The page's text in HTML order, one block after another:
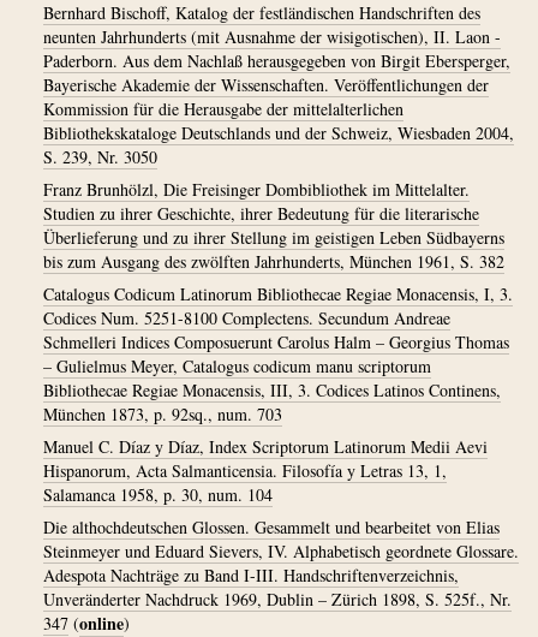
Bernhard Bischoff, Katalog der festländischen Handschriften des
neunten Jahrhunderts (mit Ausnahme der wisigotischen), II. Laon -
Paderborn. Aus dem Nachlaß herausgegeben von Birgit Ebersperger,
Bayerische Akademie der Wissenschaften. Veröffentlichungen der
Kommission für die Herausgabe der mittelalterlichen
Bibliothekskataloge Deutschlands und der Schweiz, Wiesbaden 2004,
S. 239, Nr. 3050
Franz Brunhölzl, Die Freisinger Dombibliothek im Mittelalter.
Studien zu ihrer Geschichte, ihrer Bedeutung für die literarische
Überlieferung und zu ihrer Stellung im geistigen Leben Südbayerns
bis zum Ausgang des zwölften Jahrhunderts, München 1961, S. 382
Catalogus Codicum Latinorum Bibliothecae Regiae Monacensis, I, 3.
Codices Num. 5251-8100 Complectens. Secundum Andreae
Schmelleri Indices Composuerunt Carolus Halm – Georgius Thomas
– Gulielmus Meyer, Catalogus codicum manu scriptorum
Bibliothecae Regiae Monacensis, III, 3. Codices Latinos Continens,
München 1873, p. 92sq., num. 703
Manuel C. Díaz y Díaz, Index Scriptorum Latinorum Medii Aevi
Hispanorum, Acta Salmanticensia. Filosofía y Letras 13, 1,
Salamanca 1958, p. 30, num. 104
Die althochdeutschen Glossen. Gesammelt und bearbeitet von Elias
Steinmeyer und Eduard Sievers, IV. Alphabetisch geordnete Glossare.
Adespota Nachträge zu Band I-III. Handschriftenverzeichnis,
Unveränderter Nachdruck 1969, Dublin – Zürich 1898, S. 525f., Nr.
347 (online)